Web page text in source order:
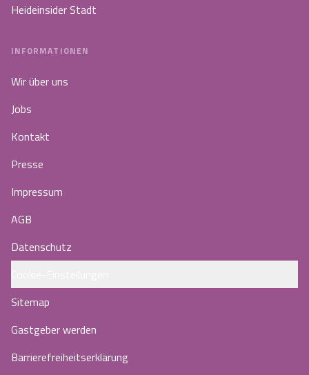
Heideinsider Stadt
INFORMATIONEN
Wir über uns
Jobs
Kontakt
Presse
Impressum
AGB
Datenschutz
Sitemap
Gastgeber werden
Barrierefreiheitserklärung